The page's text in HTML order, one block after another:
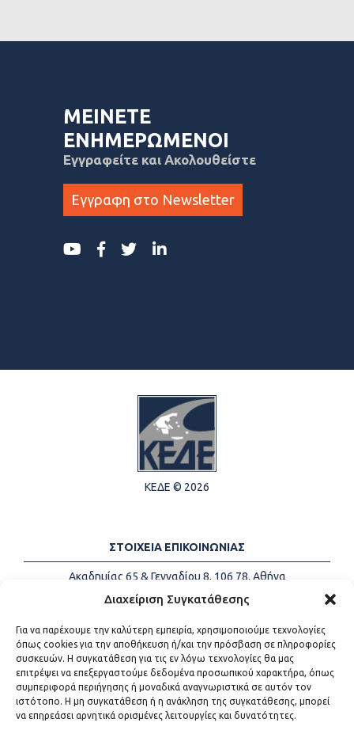
Διαχείριση Συγκατάθεσης
Για να παρέχουμε την καλύτερη εμπειρία, χρησιμοποιούμε τεχνολογίες
όπως cookies για την αποθήκευση ή/και την πρόσβαση σε πληροφορίες
συσκευών. Η συγκατάθεση για τις εν λόγω τεχνολογίες θα μας
επιτρέψει να επεξεργαστούμε δεδομένα προσωπικού χαρακτήρα, όπως
συμπεριφορά περιήγησης ή μοναδικά αναγνωριστικά σε αυτόν τον
ιστότοπο. Η μη συγκατάθεση ή η ανάκληση της συγκατάθεσης, μπορεί
να επηρεάσει αρνητικά ορισμένες λειτουργίες και δυνατότητες.
ΜΕΙΝΕΤΕ
ΕΝΗΜΕΡΩΜΕΝΟΙ
Εγγραφείτε και Ακολουθείστε
Εγγραφη στο Newsletter
ΚΕΔΕ © 2026
ΣΤΟΙΧΕΙΑ ΕΠΙΚΟΙΝΩΝΙΑΣ
Ακαδημίας 65 & Γενναδίου 8, 106 78, Αθήνα
Τηλέφωνα:
+30 213-2147500
Email:
info@kede.gr
ΧΡΗΣΙΜΟΙ ΣΥΝΔΕΣΜΟΙ
Η ΚΕΔΕ